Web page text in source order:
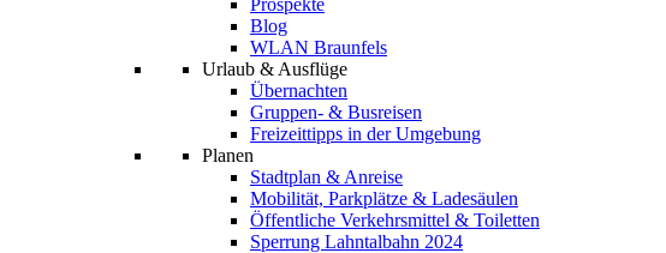
Prospekte
Blog
WLAN Braunfels
Urlaub & Ausflüge
Übernachten
Gruppen- & Busreisen
Freizeittipps in der Umgebung
Planen
Stadtplan & Anreise
Mobilität, Parkplätze & Ladesäulen
Öffentliche Verkehrsmittel & Toiletten
Sperrung Lahntalbahn 2024